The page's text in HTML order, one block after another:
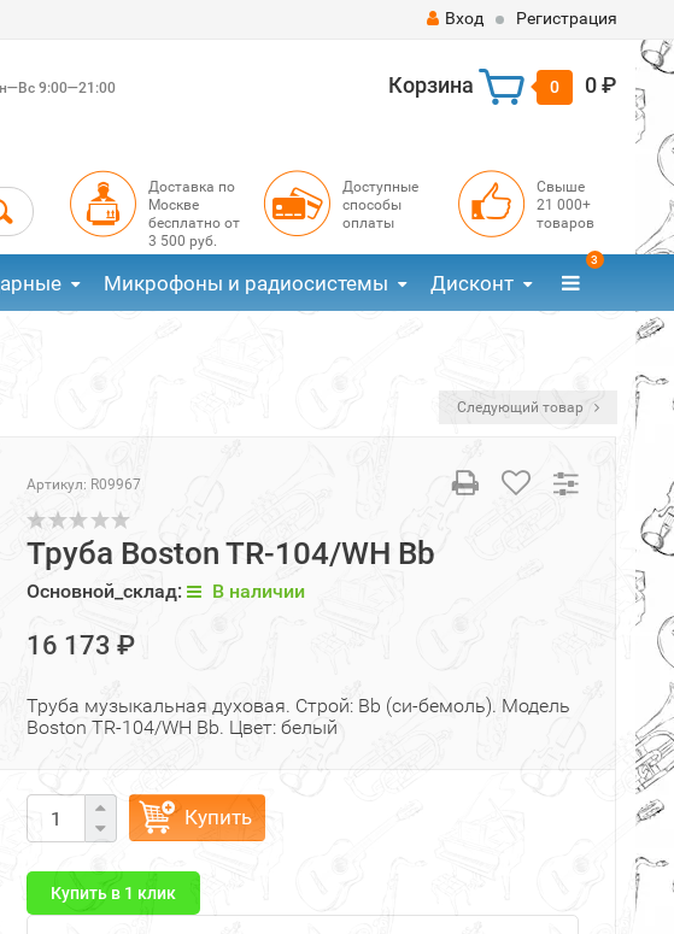
Вход Регистрация
9:00—21:00 Корзина 0 0 ₽
Доставка по
Москве
бесплатно от
3 500 руб.
Доступные
способы
оплаты
Свыше
21 000+
товаров
Микрофоны и радиосистемы Дисконт
3
Следующий товар
Артикул: R09967
Труба Boston TR-104/WH Bb
Основной_склад: В наличии
16 173 ₽
Труба музыкальная духовая. Строй: Bb (си-бемоль). Модель
Boston TR-104/WH Bb. Цвет: белый
Купить
Купить в 1 клик